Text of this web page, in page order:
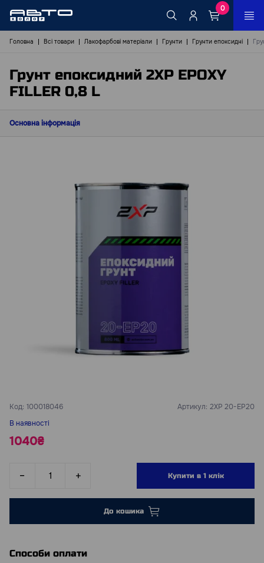
0
Головна Всі товари Лакофарбові матеріали Грунти Грунти епоксидні
Грунт епоксидний 2ХР EPOXY
FILLER 0,8 L
Основна інформація
Код: 100018046 Артикул: 2XP 20-EP20
В наявності
1040₴
Купити в 1 клік
До кошика
Способи оплати